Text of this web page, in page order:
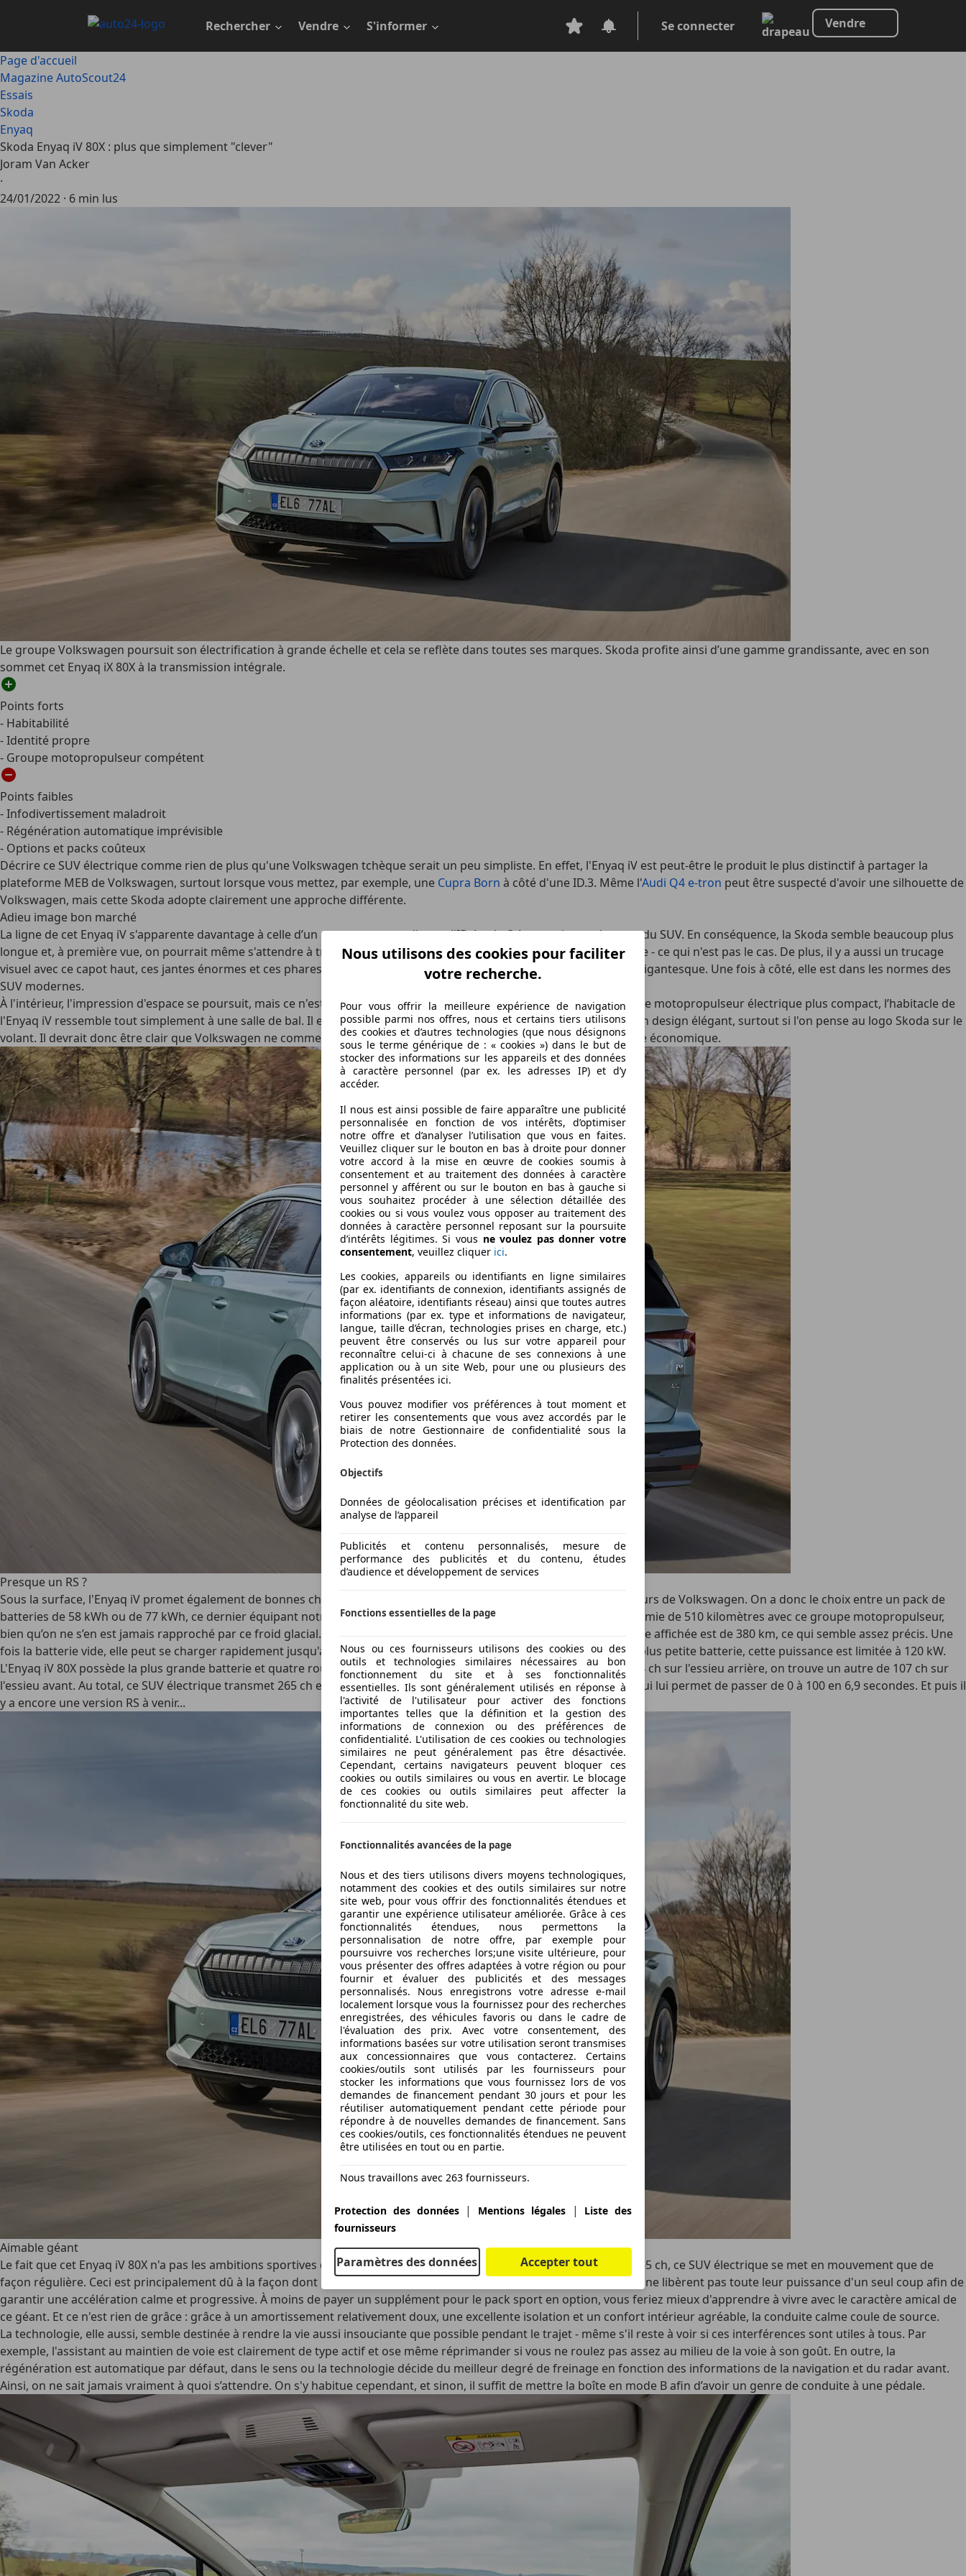
principal
Rechercher Vendre S'informer Se connecter Vendre
Page d'accueil
Magazine AutoScout24
Essais
Skoda
Enyaq
Skoda Enyaq iV 80X : plus que simplement "clever"
Joram Van Acker
·
24/01/2022 · 6 min lus
Le groupe Volkswagen poursuit son électrification à grande échelle et cela se reflète dans toutes ses marques. Skoda profite ainsi d’une gamme grandissante, avec en son
sommet cet Enyaq iX 80X à la transmission intégrale.
Points forts
- Habitabilité
- Identité propre
- Groupe motopropulseur compétent
Points faibles
- Infodivertissement maladroit
- Régénération automatique imprévisible
- Options et packs coûteux
Décrire ce SUV électrique comme rien de plus qu'une Volkswagen tchèque serait un peu simpliste. En effet, l'Enyaq iV est peut-être le produit le plus distinctif à partager la
plateforme MEB de Volkswagen, surtout lorsque vous mettez, par exemple, une Cupra Born à côté d'une ID.3. Même l'Audi Q4 e-tron peut être suspecté d'avoir une silhouette de
Volkswagen, mais cette Skoda adopte clairement une approche différente.
Adieu image bon marché
La ligne de cet Enyaq iV s'apparente davantage à celle d’un monospace, tandis que l'ID.4 et le Q4 e-tron jouent la carte du SUV. En conséquence, la Skoda semble beaucoup plus
longue et, à première vue, on pourrait même s'attendre à trouver une troisième rangée de sièges cachée dans le coffre - ce qui n'est pas le cas. De plus, il y a aussi un trucage
visuel avec ce capot haut, ces jantes énormes et ces phares imposants car, surtout à l'écran, cette Skoda ressemble à gigantesque. Une fois à côté, elle est dans les normes des
SUV modernes.
À l'intérieur, l'impression d'espace se poursuit, mais ce n'est pas seulement une impression visuelle. Grâce à son groupe motopropulseur électrique plus compact, l’habitacle de
l'Enyaq iV ressemble tout simplement à une salle de bal. Il est également garni de matériaux dignes de ce nom, dans un design élégant, surtout si l'on pense au logo Skoda sur le
volant. Il devrait donc être clair que Volkswagen ne commercialise plus sa sœur tchèque comme une simple alternative économique.
Presque un RS ?
Sous la surface, l'Enyaq iV promet également de bonnes choses, car on y trouve la richesse de groupes motopropulseurs de Volkswagen. On a donc le choix entre un pack de
batteries de 58 kWh ou de 77 kWh, ce dernier équipant notre modèle d’essai 80X. Le constructeur annonce une autonomie de 510 kilomètres avec ce groupe motopropulseur,
bien qu’on ne s’en est jamais rapproché par ce froid glacial. Avec une consommation moyenne de 22,6 kWh, l’autonomie affichée est de 380 km, ce qui semble assez précis. Une
fois la batterie vide, elle peut se charger rapidement jusqu'à 125 kW, ce qui la remplira en 45 minutes environ. Pour la plus petite batterie, cette puissance est limitée à 120 kW.
L'Enyaq iV 80X possède la plus grande batterie et quatre roues motrices. En plus de l'habituel moteur électrique de 204 ch sur l'essieu arrière, on trouve un autre de 107 ch sur
l'essieu avant. Au total, ce SUV électrique transmet 265 ch et 425 Nm de couple aux quatre roues en même temps, ce qui lui permet de passer de 0 à 100 en 6,9 secondes. Et puis il
y a encore une version RS à venir...
Aimable géant
Le fait que cet Enyaq iV 80X n'a pas les ambitions sportives d'une RS se ressent presque immédiatement. Malgré ses 265 ch, ce SUV électrique se met en mouvement que de
façon régulière. Ceci est principalement dû à la façon dont les moteurs électriques ont été calibrés : à l'accélération, ils ne libèrent pas toute leur puissance d'un seul coup afin de
garantir une accélération calme et progressive. À moins de payer un supplément pour le pack sport en option, vous feriez mieux d'apprendre à vivre avec le caractère amical de
ce géant. Et ce n'est rien de grâce : grâce à un amortissement relativement doux, une excellente isolation et un confort intérieur agréable, la conduite calme coule de source.
La technologie, elle aussi, semble destinée à rendre la vie aussi insouciante que possible pendant le trajet - même s'il reste à voir si ces interférences sont utiles à tous. Par
exemple, l'assistant au maintien de voie est clairement de type actif et ose même réprimander si vous ne roulez pas assez au milieu de la voie à son goût. En outre, la
régénération est automatique par défaut, dans le sens ou la technologie décide du meilleur degré de freinage en fonction des informations de la navigation et du radar avant.
Ainsi, on ne sait jamais vraiment à quoi s’attendre. On s'y habitue cependant, et sinon, il suffit de mettre la boîte en mode B afin d’avoir un genre de conduite à une pédale.
Nous utilisons des cookies pour faciliter
votre recherche.
Pour vous offrir la meilleure expérience de navigation
possible parmi nos offres, nous et certains tiers utilisons
des cookies et d’autres technologies (que nous désignons
sous le terme générique de : « cookies ») dans le but de
stocker des informations sur les appareils et des données
à caractère personnel (par ex. les adresses IP) et d’y
accéder.
Il nous est ainsi possible de faire apparaître une publicité
personnalisée en fonction de vos intérêts, d’optimiser
notre offre et d’analyser l’utilisation que vous en faites.
Veuillez cliquer sur le bouton en bas à droite pour donner
votre accord à la mise en œuvre de cookies soumis à
consentement et au traitement des données à caractère
personnel y afférent ou sur le bouton en bas à gauche si
vous souhaitez procéder à une sélection détaillée des
cookies ou si vous voulez vous opposer au traitement des
données à caractère personnel reposant sur la poursuite
d’intérêts légitimes. Si vous ne voulez pas donner votre
consentement, veuillez cliquer ici.
Les cookies, appareils ou identifiants en ligne similaires
(par ex. identifiants de connexion, identifiants assignés de
façon aléatoire, identifiants réseau) ainsi que toutes autres
informations (par ex. type et informations de navigateur,
langue, taille d’écran, technologies prises en charge, etc.)
peuvent être conservés ou lus sur votre appareil pour
reconnaître celui-ci à chacune de ses connexions à une
application ou à un site Web, pour une ou plusieurs des
finalités présentées ici.
Vous pouvez modifier vos préférences à tout moment et
retirer les consentements que vous avez accordés par le
biais de notre Gestionnaire de confidentialité sous la
Protection des données.
Objectifs
Données de géolocalisation précises et identification par
analyse de l’appareil
Publicités et contenu personnalisés, mesure de
performance des publicités et du contenu, études
d’audience et développement de services
Fonctions essentielles de la page
Nous ou ces fournisseurs utilisons des cookies ou des
outils et technologies similaires nécessaires au bon
fonctionnement du site et à ses fonctionnalités
essentielles. Ils sont généralement utilisés en réponse à
l'activité de l'utilisateur pour activer des fonctions
importantes telles que la définition et la gestion des
informations de connexion ou des préférences de
confidentialité. L'utilisation de ces cookies ou technologies
similaires ne peut généralement pas être désactivée.
Cependant, certains navigateurs peuvent bloquer ces
cookies ou outils similaires ou vous en avertir. Le blocage
de ces cookies ou outils similaires peut affecter la
fonctionnalité du site web.
Fonctionnalités avancées de la page
Nous et des tiers utilisons divers moyens technologiques,
notamment des cookies et des outils similaires sur notre
site web, pour vous offrir des fonctionnalités étendues et
garantir une expérience utilisateur améliorée. Grâce à ces
fonctionnalités étendues, nous permettons la
personnalisation de notre offre, par exemple pour
poursuivre vos recherches lors;une visite ultérieure, pour
vous présenter des offres adaptées à votre région ou pour
fournir et évaluer des publicités et des messages
personnalisés. Nous enregistrons votre adresse e-mail
localement lorsque vous la fournissez pour des recherches
enregistrées, des véhicules favoris ou dans le cadre de
l'évaluation des prix. Avec votre consentement, des
informations basées sur votre utilisation seront transmises
aux concessionnaires que vous contacterez. Certains
cookies/outils sont utilisés par les fournisseurs pour
stocker les informations que vous fournissez lors de vos
demandes de financement pendant 30 jours et pour les
réutiliser automatiquement pendant cette période pour
répondre à de nouvelles demandes de financement. Sans
ces cookies/outils, ces fonctionnalités étendues ne peuvent
être utilisées en tout ou en partie.
Nous travaillons avec 263 fournisseurs.
Protection des données| Mentions légales|
Liste des
fournisseurs
Paramètres des données Accepter tout